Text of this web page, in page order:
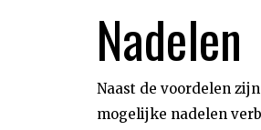
Nadelen
Naast de voordelen
mogelijke nadelen